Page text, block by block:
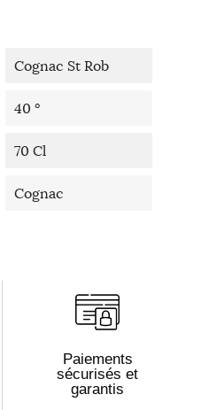
Cognac St Rob
40 °
70 Cl
Cognac
Paiements
sécurisés et
garantis